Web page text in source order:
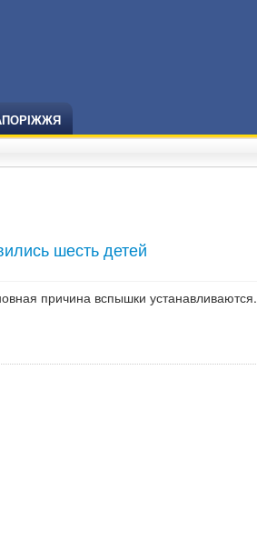
шесть детей
причина вспышки устанавливаются.